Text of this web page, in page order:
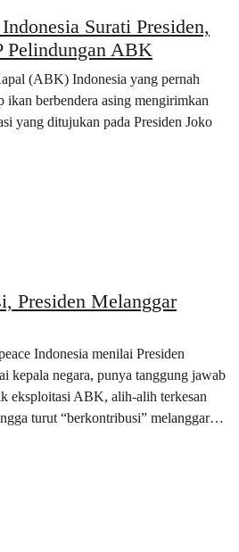
Surati Presiden,
Pelindungan ABK
(ABK) Indonesia yang pernah
ikan berbendera asing mengirimkan
yang ditujukan pada Presiden Joko
Presiden Melanggar
Indonesia menilai Presiden
kepala negara, punya tanggung jawab
eksploitasi ABK, alih-alih terkesan
turut “berkontribusi” melanggar